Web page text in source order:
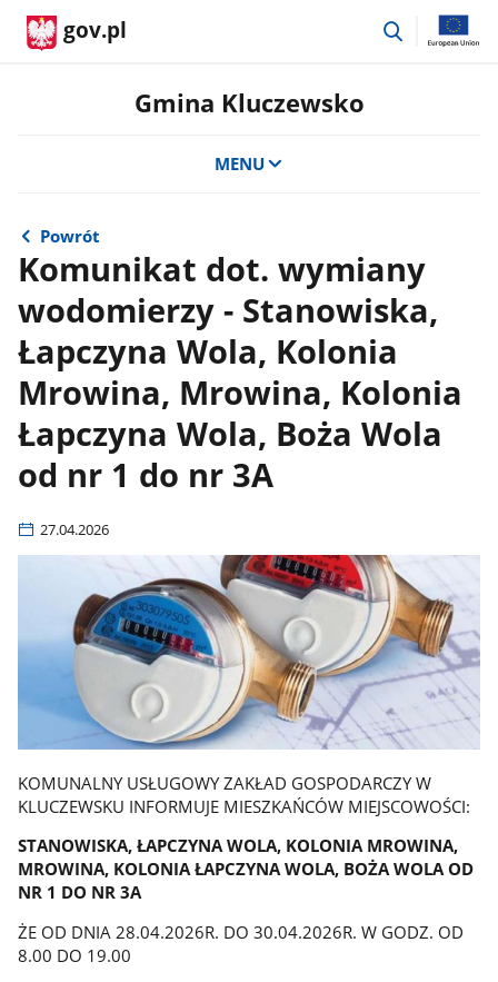
gov.pl
przejdź
Gmina Kluczewsko
MENU
Powrót
Komunikat dot. wymiany
wodomierzy - Stanowiska,
Łapczyna Wola, Kolonia
Mrowina, Mrowina, Kolonia
Łapczyna Wola, Boża Wola
od nr 1 do nr 3A
27.04.2026
KOMUNALNY USŁUGOWY ZAKŁAD GOSPODARCZY W
KLUCZEWSKU INFORMUJE MIESZKAŃCÓW MIEJSCOWOŚCI:
STANOWISKA, ŁAPCZYNA WOLA, KOLONIA MROWINA,
MROWINA, KOLONIA ŁAPCZYNA WOLA, BOŻA WOLA OD
NR 1 DO NR 3A
ŻE OD DNIA 28.04.2026R. DO 30.04.2026R. W GODZ. OD
8.00 DO 19.00